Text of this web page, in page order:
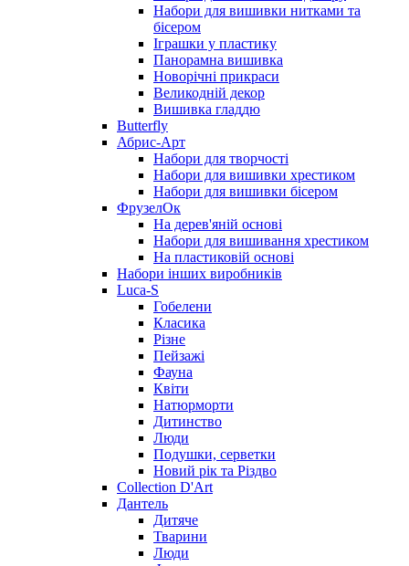
Набори для вишивки нитками та
бісером
Іграшки у пластику
Панорамна вишивка
Новорічні прикраси
Великодній декор
Вишивка гладдю
Butterfly
Абрис-Арт
Набори для творчості
Набори для вишивки хрестиком
Набори для вишивки бісером
ФрузелОк
На дерев'яній основі
Набори для вишивання хрестиком
На пластиковій основі
Набори інших виробників
Luca-S
Гобелени
Класика
Різне
Пейзажі
Фауна
Квіти
Натюрморти
Дитинство
Люди
Подушки, серветки
Новий рік та Різдво
Collection D'Art
Дантель
Дитяче
Тварини
Люди